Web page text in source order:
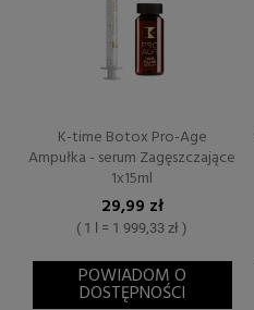
K-time Botox Pro-Age
Ampułka - serum Zagęszczające
1x15ml
29,99 zł
( 1 l = 1 999,33 zł )
POWIADOM O
DOSTĘPNOŚCI